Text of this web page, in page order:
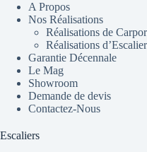
A Propos
Nos Réalisations
Réalisations de
Réalisations
Garantie Décennale
Le Mag
Showroom
Demande de devis
Contactez-Nous
Escaliers